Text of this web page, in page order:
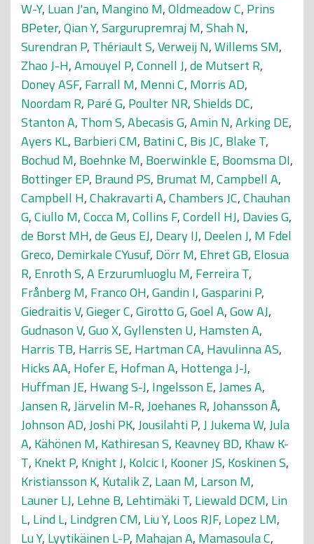
W-Y, Luan J'an, Mangino M,Oldmeadow C, Prins
BPeter,Qian Y,Sargurupremraj M,Shah N,
Surendran P, Thériault S,Verweij N,Willems SM,
Zhao J-H,Amouyel P,Connell J,de Mutsert R,
Doney ASF, Farrall M, Menni C, Morris AD,
Noordam R, Paré G, Poulter NR,Shields DC,
Stanton A, Thom S,Abecasis G,Amin N,Arking DE,
Ayers KL, Barbieri CM, Batini C, Bis JC, Blake T,
Bochud M, Boehnke M, Boerwinkle E, Boomsma DI,
Bottinger EP, Braund PS, Brumat M,Campbell A,
Campbell H,Chakravarti A,Chambers JC,Chauhan
G,Ciullo M,Cocca M,Collins F,Cordell HJ, Davies G,
de Borst MH,de Geus EJ, Deary IJ, Deelen J, M Fdel
Greco, Demirkale CYusuf, Dörr M, Ehret GB, Elosua
R, Enroth S,A Erzurumluoglu M, Ferreira T,
Frånberg M, Franco OH,Gandin I,Gasparini P,
Giedraitis V,Gieger C,Girotto G,Goel A,Gow AJ,
Gudnason V,Guo X,Gyllensten U, Hamsten A,
Harris TB, Harris SE, Hartman CA, Havulinna AS,
Hicks AA, Hofer E, Hofman A, Hottenga J-J,
Huffman JE, Hwang S-J, Ingelsson E,James A,
Jansen R,Järvelin M-R,Joehanes R,Johansson Å,
Johnson AD,Joshi PK,Jousilahti P,J Jukema W,Jula
A, Kähönen M, Kathiresan S, Keavney BD, Khaw K-
T, Knekt P, Knight J, Kolcic I, Kooner JS, Koskinen S,
Kristiansson K, Kutalik Z, Laan M, Larson M,
Launer LJ, Lehne B, Lehtimäki T, Liewald DCM, Lin
L, Lind L, Lindgren CM, Liu Y, Loos RJF, Lopez LM,
Lu Y, Lyytikäinen L-P, Mahajan A, Mamasoula C,